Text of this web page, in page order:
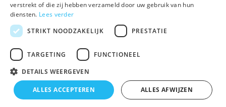
🌴 Wij zijn met vakantie t/m 21 augustus. Bestellen is
tijdelijk niet mogelijk.
© 2026 - Powered by
Algemene voorwaarden RSS-feed
Uitdeelcadeautjes.nl9 -9Reviews @Kiyoh
verstrekt of die zij hebben verzameld door uw gebruik van hun
diensten. Lees verder
STRIKT NOODZAKELIJK
PRESTATIE
TARGETING FUNCTIONEEL
DETAILS WEERGEVEN
ALLES ACCEPTEREN ALLES AFWIJZEN